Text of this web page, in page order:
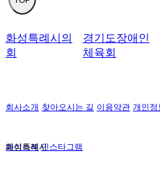
경기도장애인
체육회
대한장애인체
육회
회사소개 찾아오시는 길 이용약관 개인정
페이스북 인스타그램
화성특례시